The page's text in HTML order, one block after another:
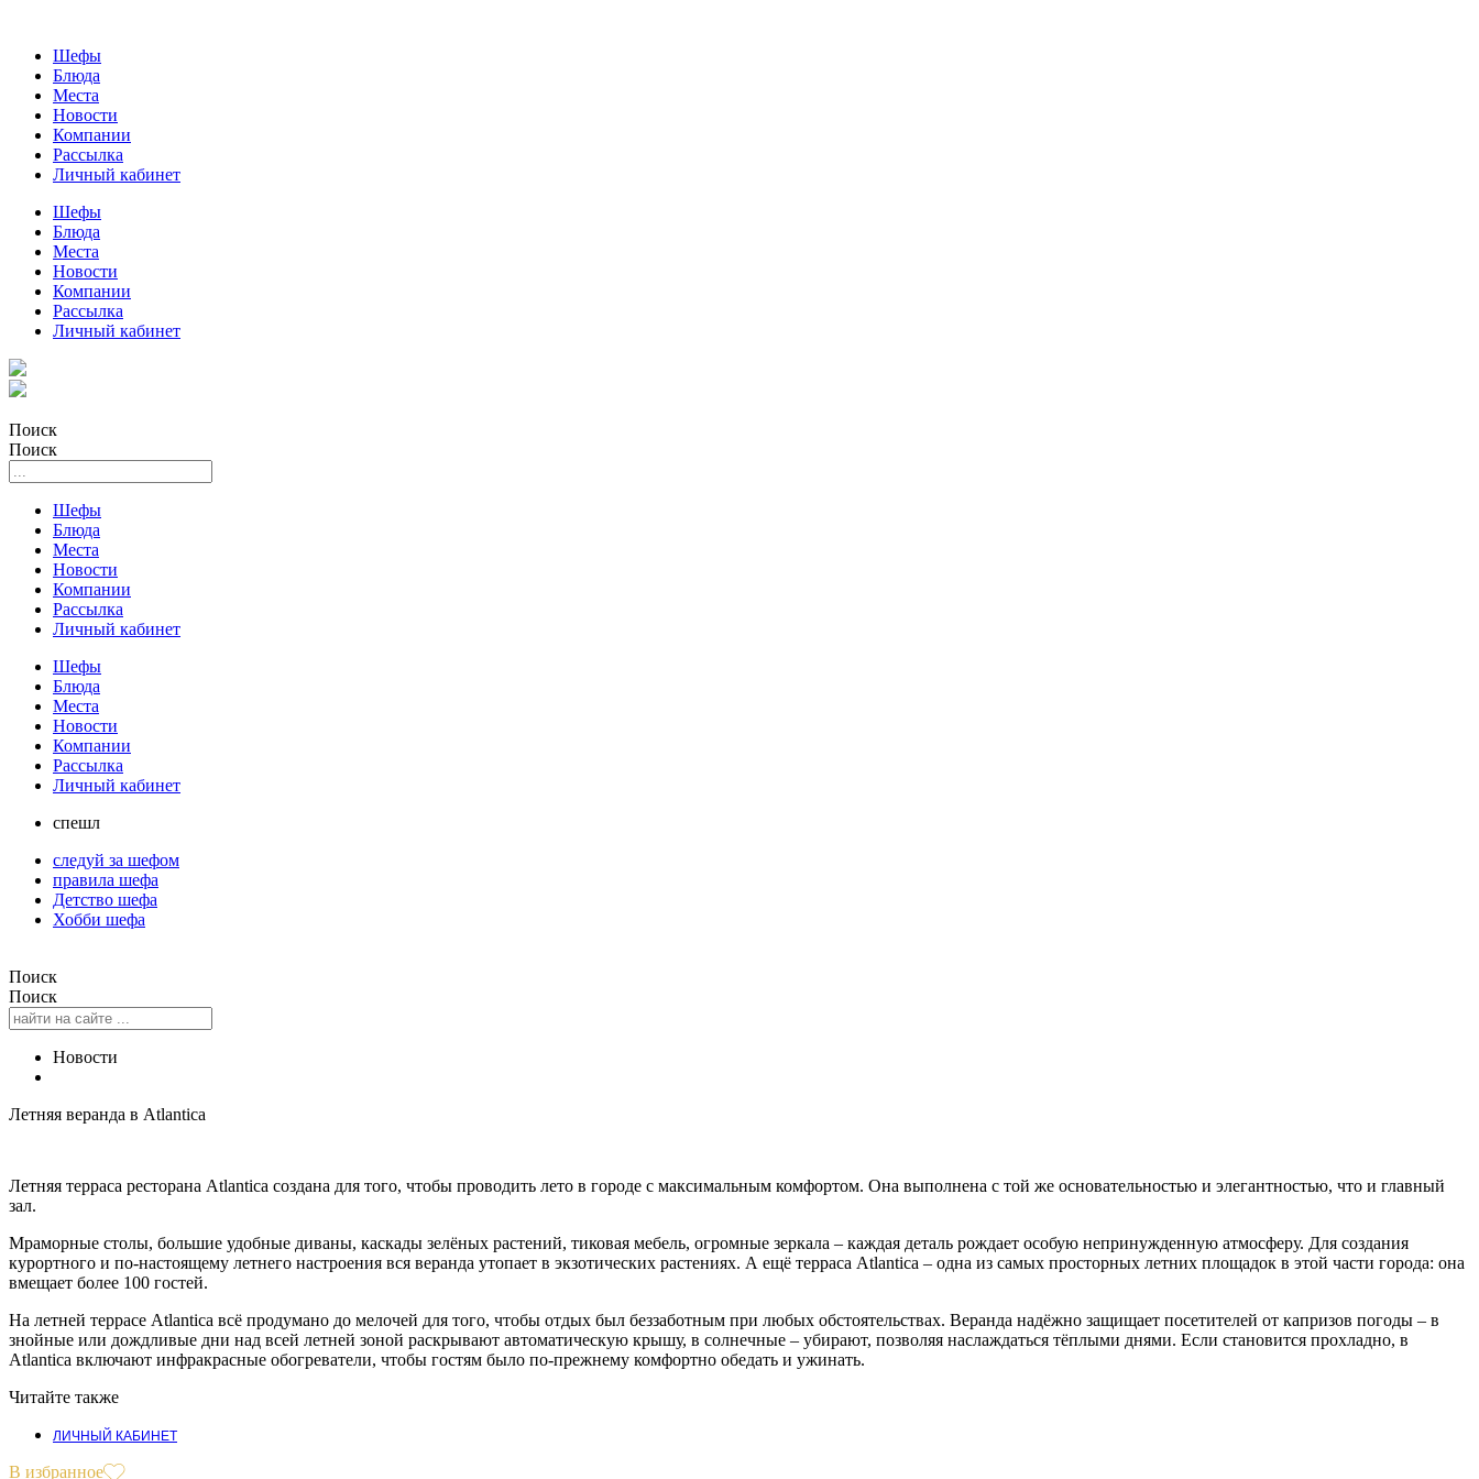
Шефы
Блюда
Места
Новости
Компании
Рассылка
Личный кабинет
Шефы
Блюда
Места
Новости
Компании
Рассылка
Личный кабинет
Поиск
Поиск
Шефы
Блюда
Места
Новости
Компании
Рассылка
Личный кабинет
Шефы
Блюда
Места
Новости
Компании
Рассылка
Личный кабинет
спешл
следуй за шефом
правила шефа
Детство шефа
Хобби шефа
Поиск
Поиск
Новости
Летняя веранда в Atlantica
Летняя терраса ресторана Atlantica создана для того, чтобы проводить лето в городе с максимальным комфортом. Она выполнена с той же основательностью и элегантностью, что и главный
зал.
Мраморные столы, большие удобные диваны, каскады зелёных растений, тиковая мебель, огромные зеркала – каждая деталь рождает особую непринужденную атмосферу. Для создания
курортного и по-настоящему летнего настроения вся веранда утопает в экзотических растениях. А ещё терраса Atlantica – одна из самых просторных летних площадок в этой части города: она
вмещает более 100 гостей.
На летней террасе Atlantica всё продумано до мелочей для того, чтобы отдых был беззаботным при любых обстоятельствах. Веранда надёжно защищает посетителей от капризов погоды – в
знойные или дождливые дни над всей летней зоной раскрывают автоматическую крышу, в солнечные – убирают, позволяя наслаждаться тёплыми днями. Если становится прохладно, в
Atlantica включают инфракрасные обогреватели, чтобы гостям было по-прежнему комфортно обедать и ужинать.
Читайте также
ЛИЧНЫЙ КАБИНЕТ
В избранное